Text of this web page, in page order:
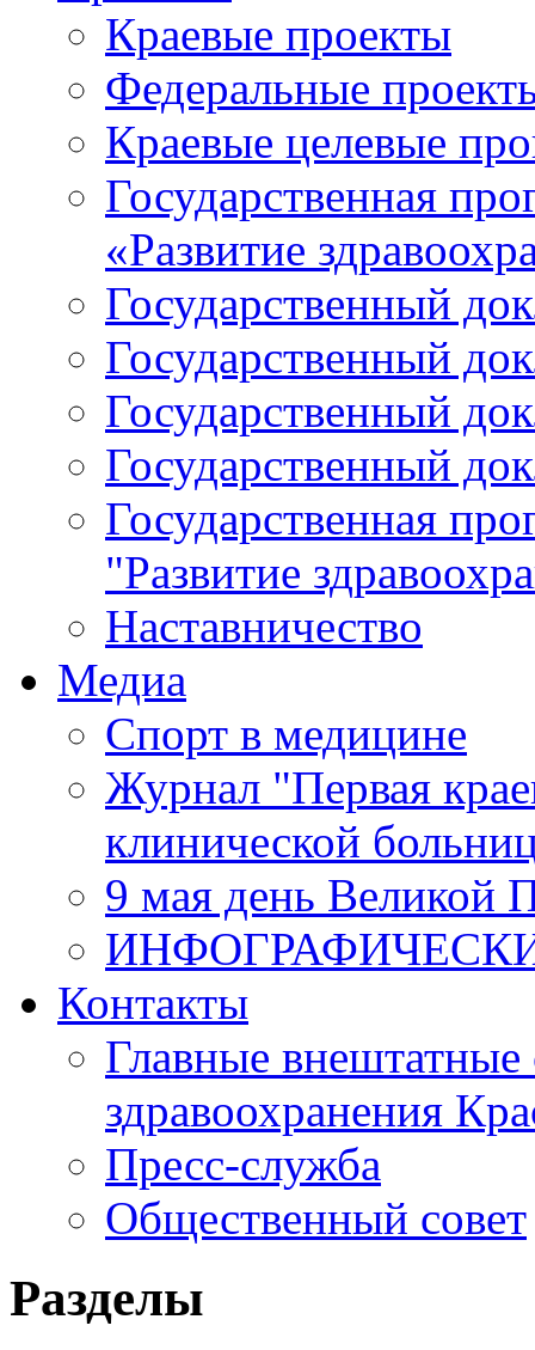
Краевые проекты
Федеральные
Краевые целевые
Государственная
«Развитие
Государственный
Государственный
Государственный
Государственный
Государственная
"Развитие
Наставничество
Медиа
Спорт в медицине
Журнал "Первая
клинической
9 мая день Великой
Контакты
Главные внештатные
здравоохранения
Пресс-служба
Общественный совет
Разделы